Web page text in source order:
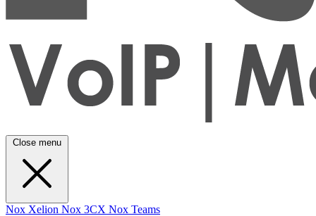
Close menu
Nox Xelion Nox 3CX Nox Teams